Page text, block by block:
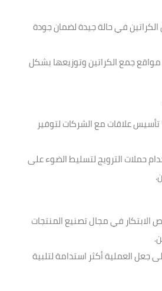
في حالة جيدة لضمان جودة
جمع الكراتين وتوزيعها بشكل
علاقات مع الشركات لتوفير
حملات الترويج لتسليط الضوء على
في مجال تصنيع المنتجات
جعل العملية أكثر استدامة لتلبية